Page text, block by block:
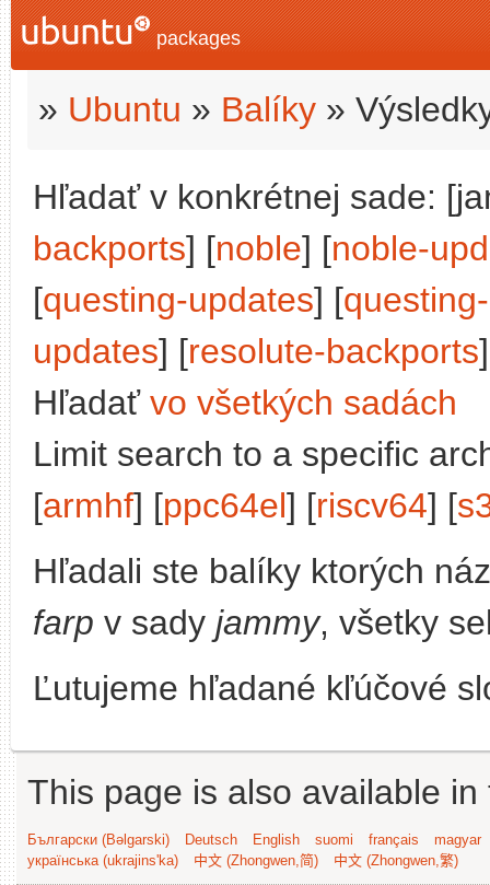
packages
» Ubuntu » Balíky »
Hľadať v konkrétnej sade:
backports] [noble] [noble-
[questing-updates] [
updates] [resolute-backports
Hľadať vo všetkých sadách
Limit search to a specific
[armhf] [ppc64el] [riscv64] [
Hľadali ste balíky ktorých
farp v sady jammy, všetky
Ľutujeme hľadané kľúčové
This page is also available
Български (Bəlgarski) Deutsch English suomi français
magyar
українська (ukrajins'ka)
中文 (Zhongwen,简) 中文 (Zhongwen,繁)